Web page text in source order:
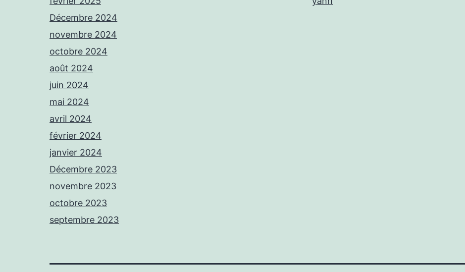
Décembre 2024
novembre 2024
octobre 2024
août 2024
juin 2024
mai 2024
avril 2024
février 2024
janvier 2024
Décembre 2023
novembre 2023
octobre 2023
septembre 2023